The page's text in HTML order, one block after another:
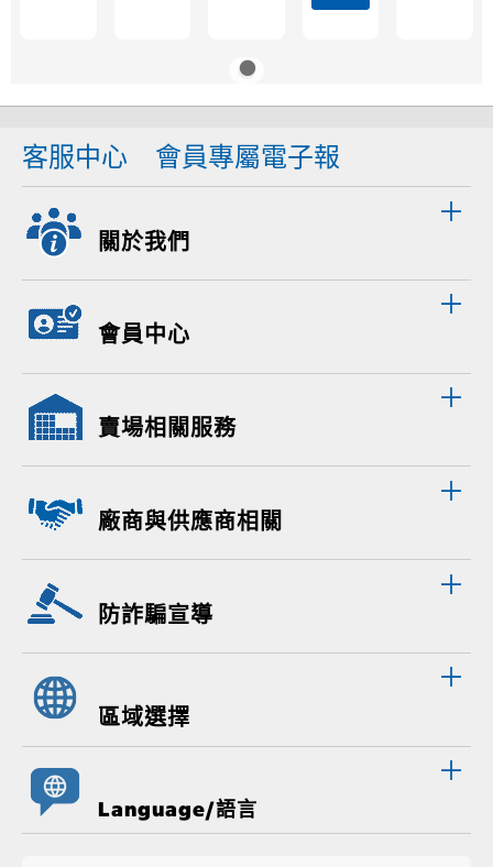
客服中心 會員專屬電子報
關於我們
會員中心
賣場相關服務
廠商與供應商相關
防詐騙宣導
區域選擇
Language/語言